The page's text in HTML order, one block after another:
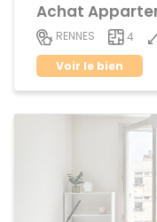
RENNES 4
Voir le bien